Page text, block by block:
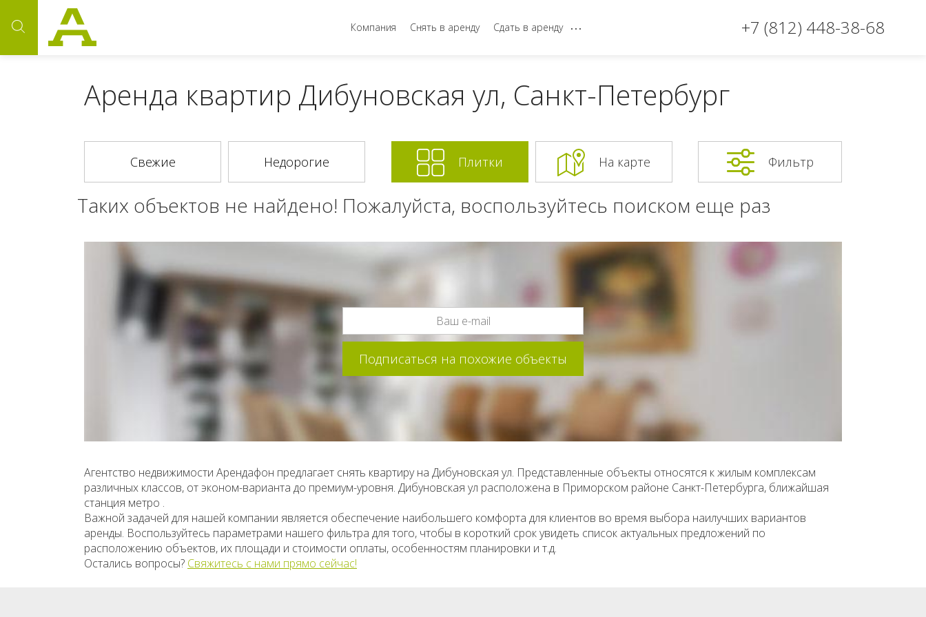
Компания Снять в аренду Сдать в аренду ... +7 (812) 448-38-68
Аренда квартир Дибуновская ул, Санкт-Петербург
Плитки На карте Фильтр
Таких объектов не найдено! Пожалуйста, воспользуйтесь поиском еще раз
Агентство недвижимости Арендафон предлагает снять квартиру на Дибуновская ул. Представленные объекты относятся к жилым комплексам
различных классов, от эконом-варианта до премиум-уровня. Дибуновская ул расположена в Приморском районе Санкт-Петербурга, ближайшая
станция метро .
Важной задачей для нашей компании является обеспечение наибольшего комфорта для клиентов во время выбора наилучших вариантов
аренды. Воспользуйтесь параметрами нашего фильтра для того, чтобы в короткий срок увидеть список актуальных предложений по
расположению объектов, их площади и стоимости оплаты, особенностям планировки и т.д.
Остались вопросы? Свяжитесь с нами прямо сейчас!